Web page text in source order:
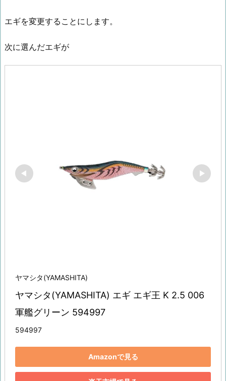
エギを変更することにします。
次に選んだエギが
ヤマシタ(YAMASHITA)
ヤマシタ(YAMASHITA) エギ エギ王 K 2.5 006
軍艦グリーン 594997
594997
Amazonで見る